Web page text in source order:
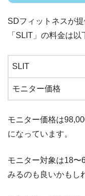
SDフィットネスが
「SLIT」の料金は以
SLIT
モニター価格
モニター価格は
になっています。
モニター対象は18〜
みるのも良いかもし